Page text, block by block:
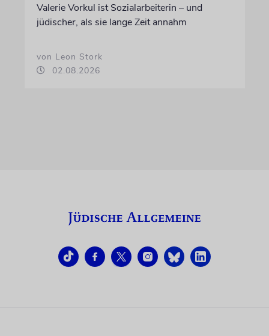
Valerie Vorkul ist Sozialarbeiterin – und
jüdischer, als sie lange Zeit annahm
von Leon Stork
02.08.2026